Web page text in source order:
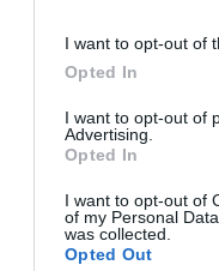
I want to opt-out of
Opted In
I want to opt-out of
Advertising.
Opted In
I want to opt-out of
of my Personal
was collected.
Opted Out